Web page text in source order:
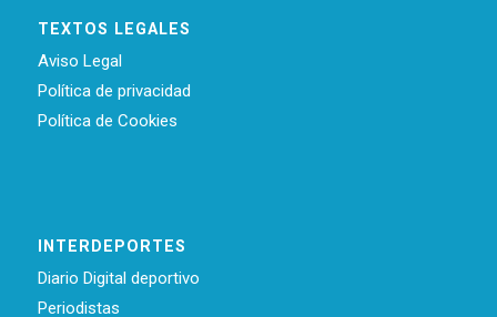
TEXTOS LEGALES
Aviso Legal
Política de privacidad
Política de Cookies
INTERDEPORTES
Diario Digital deportivo
Periodistas